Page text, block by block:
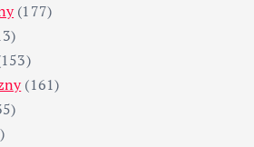
(177)
(161)